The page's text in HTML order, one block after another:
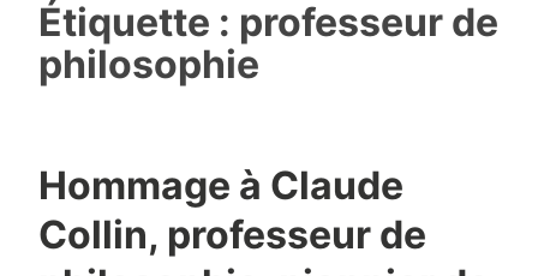
Étiquette : professeur de
philosophie
Hommage à Claude
Collin, professeur de